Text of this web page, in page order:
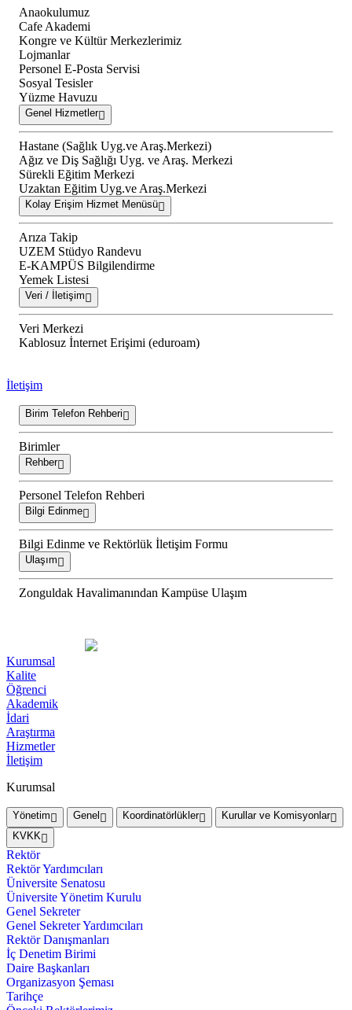
Anaokulumuz
Cafe Akademi
Kongre ve Kültür Merkezlerimiz
Lojmanlar
Personel E-Posta Servisi
Sosyal Tesisler
Yüzme Havuzu
Genel Hizmetler
Hastane (Sağlık Uyg.ve Araş.Merkezi)
Ağız ve Diş Sağlığı Uyg. ve Araş. Merkezi
Sürekli Eğitim Merkezi
Uzaktan Eğitim Uyg.ve Araş.Merkezi
Kolay Erişim Hizmet Menüsü
Arıza Takip
UZEM Stüdyo Randevu
E-KAMPÜS Bilgilendirme
Yemek Listesi
Veri / İletişim
Veri Merkezi
Kablosuz İnternet Erişimi (eduroam)
İletişim
Birim Telefon Rehberi
Birimler
Rehber
Personel Telefon Rehberi
Bilgi Edinme
Bilgi Edinme ve Rektörlük İletişim Formu
Ulaşım
Zonguldak Havalimanından Kampüse Ulaşım
Kurumsal
Kalite
Öğrenci
Akademik
İdari
Araştırma
Hizmetler
İletişim
Kurumsal
Yönetim Genel Koordinatörlükler
Kurullar ve Komisyonlar
KVKK
Rektör
Rektör Yardımcıları
Üniversite Senatosu
Üniversite Yönetim Kurulu
Genel Sekreter
Genel Sekreter Yardımcıları
Rektör Danışmanları
İç Denetim Birimi
Daire Başkanları
Organizasyon Şeması
Tarihçe